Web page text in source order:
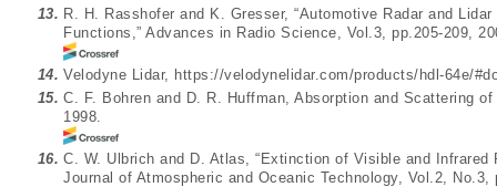
13. R. H. Rasshofer and K. Gresser, “Automotive Radar and
Functions,” Advances in Radio Science, Vol.3, pp.205-209,
14. Velodyne Lidar, https://velodynelidar.com/products/hdl-64e/
15. C. F. Bohren and D. R. Huffman, Absorption and Scattering
1998.
16. C. W. Ulbrich and D. Atlas, “Extinction of Visible and
Journal of Atmospheric and Oceanic Technology, Vol.2, No.3,